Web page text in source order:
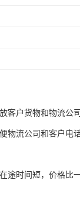
客户货物和物流公
物流公司和客户电
途时间短，价格比